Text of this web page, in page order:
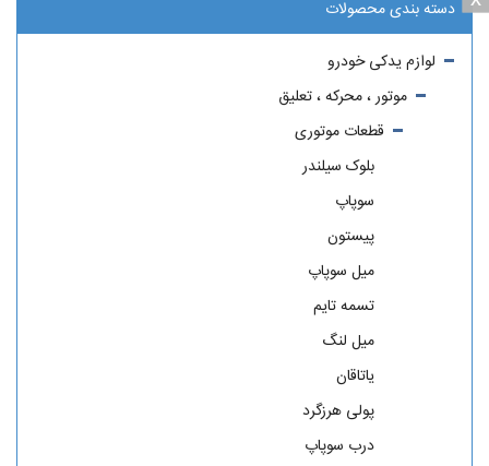
دسته بندی محصولات
لوازم یدکی خودرو
موتور ، محرکه ، تعلیق
قطعات موتوری
بلوک سیلندر
سوپاپ
پیستون
میل سوپاپ
تسمه تایم
میل لنگ
یاتاقان
پولی هرزگرد
درب سوپاپ